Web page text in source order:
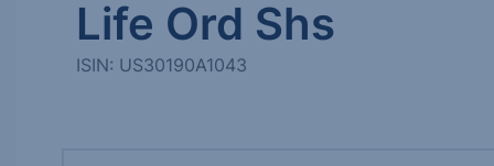
Life Ord Shs
ISIN: US30190A1043